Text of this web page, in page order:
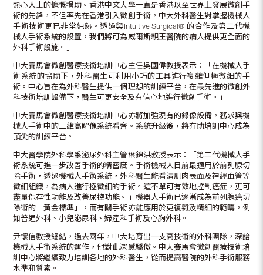
熱心人士的慷慨捐助。香港中文大學一直是香港以至世界上發展微創手
術的先鋒，不但率先在香港引入微創手術，中大外科醫生對掌握機械人
手術技術更已非常純熟。透過與Intuitive Surgical® 的合作及第二代機
械人手術系統的設置，我們將可為威爾斯親王醫院的病人提供更全面的
外科手術設施。」
中大賽馬會微創醫療技術培訓中心主任吳國偉教授表示：「在機械人手
術系統的協助下，外科醫生可利用小巧的工具進行複雜但極微細的手
術。中心旨在為外科醫生提供一個理想的訓練平台，在最先進的微創外
科技術培訓設備下，醫生可更安全及有信心地進行微創手術。」
中大賽馬會微創醫療技術培訓中心亦將加強現有的錄像設備，務求與機
械人手術中的三維高解像系統看齊。系統升級後，將有助培訓中心成為
頂尖的訓練平台。
中大醫學院外科學系泌尿外科主管葉錦洪教授表示：「第二代機械人手
術系統可進一步改善手術的精密度。手術機械人目前最適用於前列腺切
除手術，透過機械人手術系統，外科醫生能看清肌肉表面及神經血管等
微細組織，為病人進行極微細的手術。這不單可有效地控制癌症，更可
盡量保存性功能及改善尿控功能。」機器人手術已逐漸成為前列腺癌切
除術的「黃金標準」，而有關手術亦能應用於更複雜及精細的範疇，例
如普通外科、小兒泌尿科、婦產科手術及心胸外科。
尹懷信教授總結，過去兩年，中大培育出一支高技術的外科團隊，深諳
機械人手術系統的運作，他對此深感驕傲。中大賽馬會微創醫療技術培
訓中心將繼續致力培訓各地的外科醫生，從而提高醫院的外科手術服務
水準和質素。